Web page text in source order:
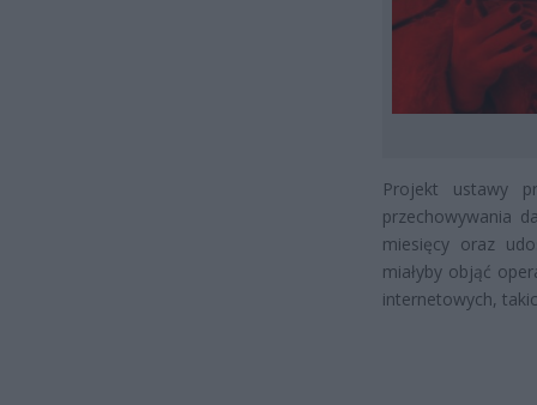
Projekt ustawy
przechowywania
miesięcy oraz
miałyby objąć
internetowych,